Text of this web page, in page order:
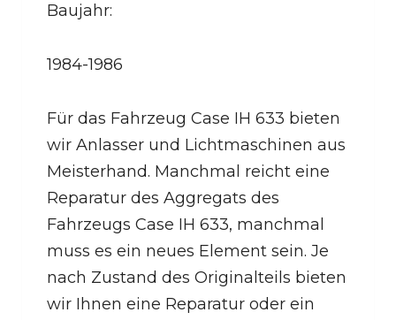
Baujahr:
1984-1986
Für das Fahrzeug Case IH 633 bieten
wir Anlasser und Lichtmaschinen aus
Meisterhand. Manchmal reicht eine
Reparatur des Aggregats des
Fahrzeugs Case IH 633, manchmal
muss es ein neues Element sein. Je
nach Zustand des Originalteils bieten
wir Ihnen eine Reparatur oder ein